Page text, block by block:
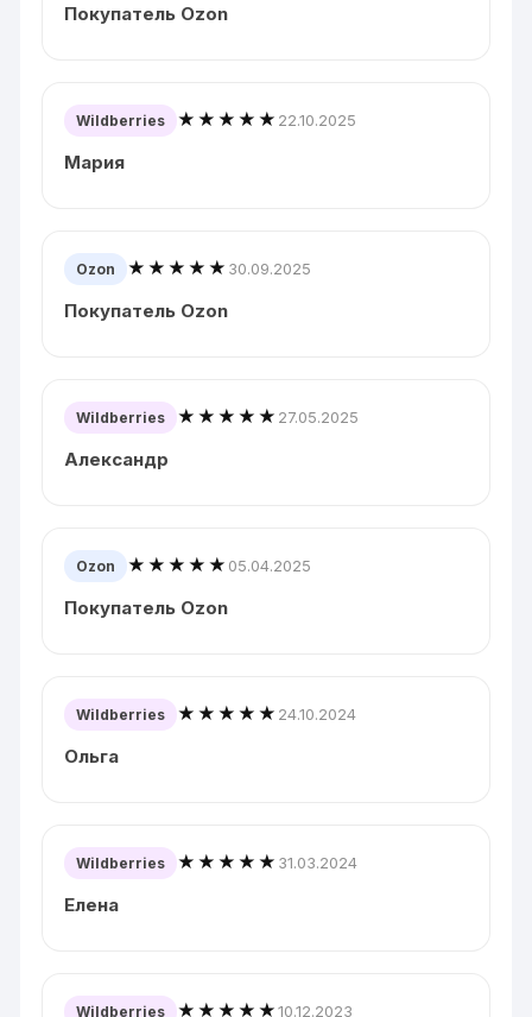
Покупатель Ozon
Wildberries ★★★★★ 22.10.2025
Мария
Ozon ★★★★★ 30.09.2025
Покупатель Ozon
Wildberries ★★★★★ 27.05.2025
Александр
Ozon ★★★★★ 05.04.2025
Покупатель Ozon
Wildberries ★★★★★ 24.10.2024
Ольга
Wildberries ★★★★★ 31.03.2024
Елена
Wildberries ★★★★★10.12.2023